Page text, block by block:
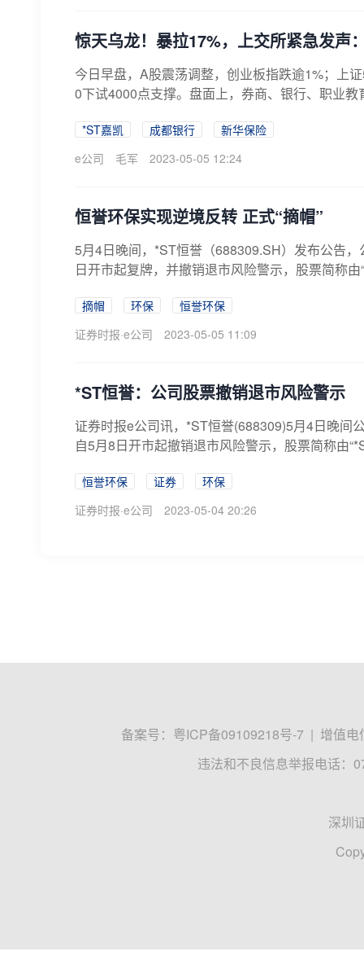
惊天乌龙！暴拉17%，上交所紧急发声
今日早盘，A股震荡调整，创业板指跌逾1%；上
0下试4000点支撑。盘面上，券商、银行、职业
*ST嘉凯 成都银行
新华保险
e公司
毛军 2023-05-05 12:24
恒誉环保实现逆境反转 正式“摘帽”
5月4日晚间，*ST恒誉（688309.SH）发布公告
日开市起复牌，并撤销退市风险警示，股票简称由
摘帽 环保
恒誉环保
证券时报·e公司
2023-05-05 11:09
*ST恒誉：公司股票撤销退市风险警示
证券时报e公司讯，*ST恒誉(688309)5月4日晚间
自5月8日开市起撤销退市风险警示，股票简称由
恒誉环保 证券
环保
证券时报·e公司
2023-05-04 20:26
备案号： 粤ICP备09109218号-7 | 增值电
违法和不良信息举报电话：
深圳